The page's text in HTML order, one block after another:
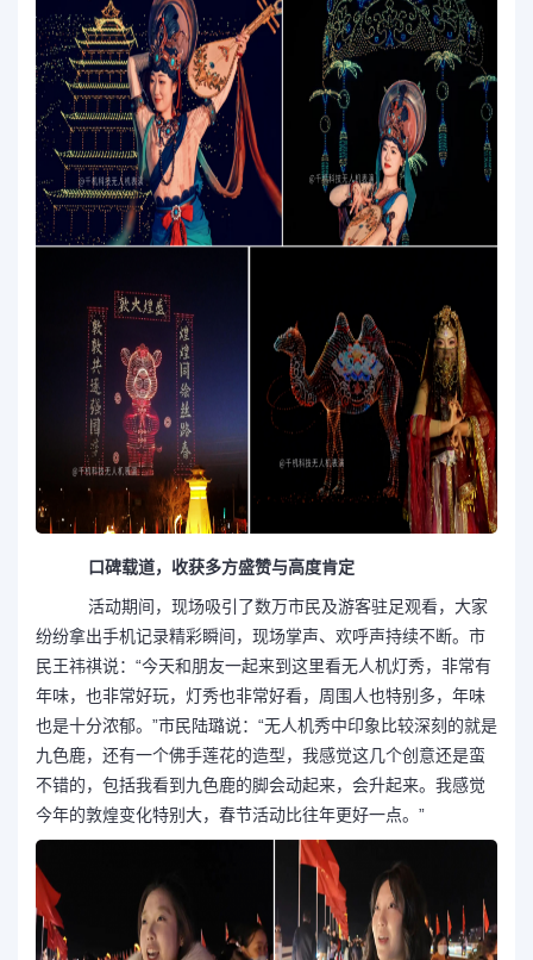
口碑载道，收获多方盛赞与高度肯定
活动期间，现场吸引了数万市民及游客驻足观看，大家
纷纷拿出手机记录精彩瞬间，现场掌声、欢呼声持续不断。市
民王祎祺说：“今天和朋友一起来到这里看无人机灯秀，非常有
年味，也非常好玩，灯秀也非常好看，周围人也特别多，年味
也是十分浓郁。”市民陆璐说：“无人机秀中印象比较深刻的就是
九色鹿，还有一个佛手莲花的造型，我感觉这几个创意还是蛮
不错的，包括我看到九色鹿的脚会动起来，会升起来。我感觉
今年的敦煌变化特别大，春节活动比往年更好一点。”